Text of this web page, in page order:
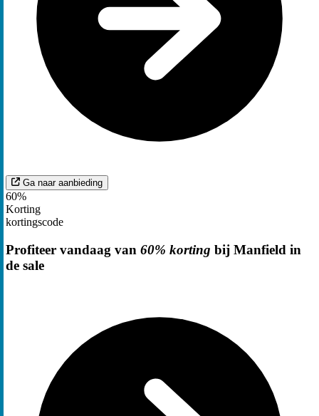
Ga naar aanbieding
60%
Korting
kortingscode
Profiteer vandaag van 60% korting bij Manfield in
de sale